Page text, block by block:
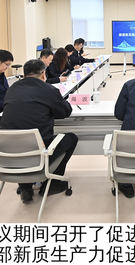
间召开了促
新质生产力促